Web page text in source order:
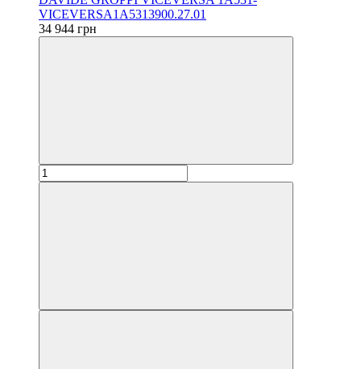
VICEVERSA1A5313900.27.01
34 944 грн